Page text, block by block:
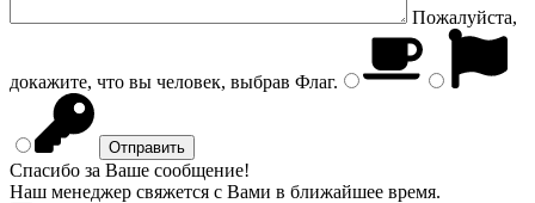
Пожалуйста,
докажите, что вы человек, выбрав Флаг.
Спасибо за Ваше сообщение!
Наш менеджер свяжется с Вами в ближайшее время.